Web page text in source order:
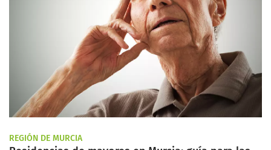
REGIÓN DE MURCIA